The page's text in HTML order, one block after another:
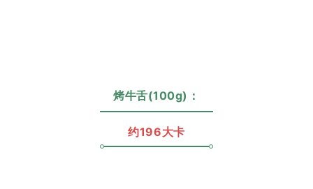
烤牛舌(100g)：
约196大卡